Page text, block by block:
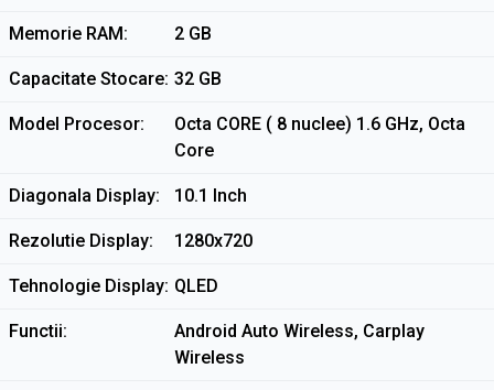
Memorie RAM 2 GB
Capacitate Stocare 32 GB
Model Procesor
Octa CORE ( 8 nuclee) 1.6 GHz, Octa
Core
Diagonala Display 10.1 Inch
Rezolutie Display 1280x720
Tehnologie Display QLED
Functii
Android Auto Wireless, Carplay
Wireless